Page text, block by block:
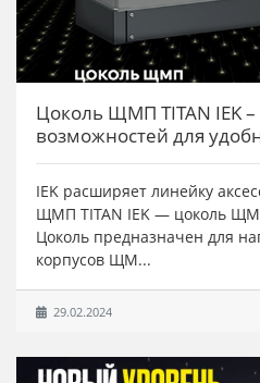
Цоколь ЩМП TITAN IEK
возможностей для
IEK расширяет линейку
ЩМП TITAN IEK — цоколь
Цоколь предназначен для
корпусов ЩМ...
29.02.2024